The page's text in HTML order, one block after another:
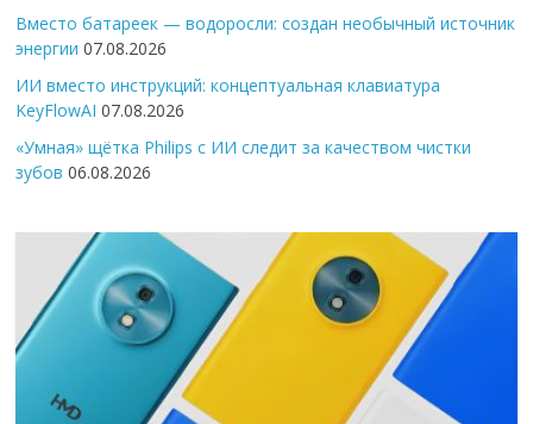
Вместо батареек — водоросли: создан необычный источник
энергии 07.08.2026
ИИ вместо инструкций: концептуальная клавиатура
KeyFlowAI 07.08.2026
«Умная» щётка Philips с ИИ следит за качеством чистки
зубов 06.08.2026